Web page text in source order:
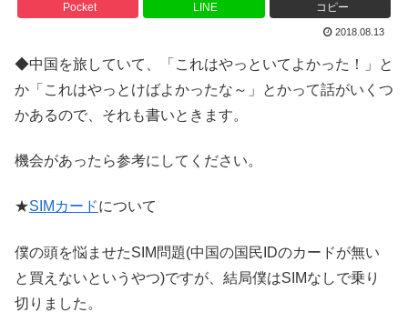
Pocket LINE コピー
2018.08.13
◆中国を旅していて、「これはやっといてよかった！」と
か「これはやっとけばよかったな～」とかって話がいくつ
かあるので、それも書いときます。
機会があったら参考にしてください。
★SIMカードについて
僕の頭を悩ませたSIM問題(中国の国民IDのカードが無い
と買えないというやつ)ですが、結局僕はSIMなしで乗り
切りました。